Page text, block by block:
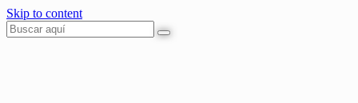
Skip to content